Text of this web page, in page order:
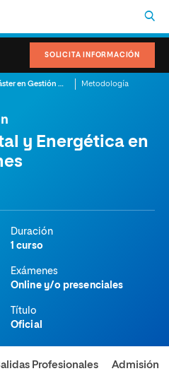
SOLICITA INFORMACIÓN
Máster en Gestión Ambiental Metodología
y Energética en
Duración
1 curso
Exámenes
Online y/o presenciales
Título
Oficial
Profesionales Admisión